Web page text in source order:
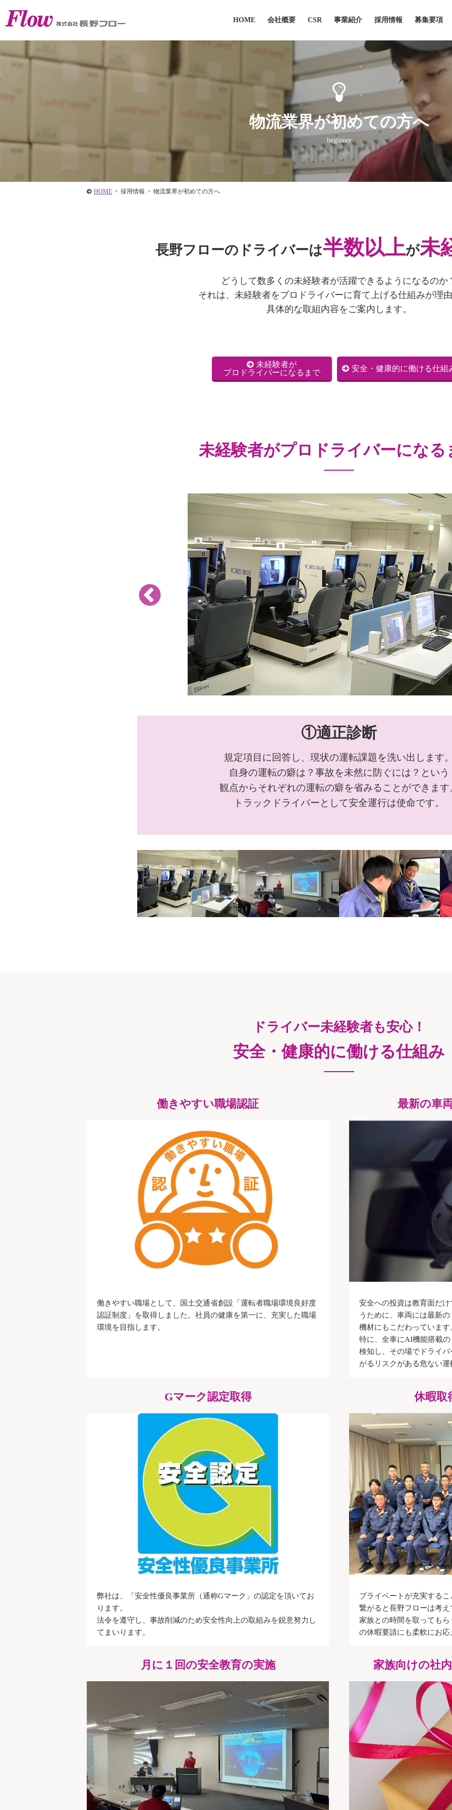
HOME 会社概要 CSR 事業紹介 採用情報 募集要項
物流業界が初めての方へ
beginner
HOME > 採用情報 > 物流業界が初めての方へ
長野フローのドライバーは半数以上が未
どうして数多くの未経験者が活躍できるようになるのか
それは、未経験者をプロドライバーに育て上げる仕組みが理
具体的な取組内容をご案内します。
未経験者が
プロドライバーになるまで
安全・健康的に働ける仕組
未経験者がプロドライバーになる
①適正診断
規定項目に回答し、現状の運転課題を洗い出します
自身の運転の癖は？事故を未然に防ぐには？という
観点からそれぞれの運転の癖を省みることができます
トラックドライバーとして安全運行は使命です。
ドライバー未経験者も安心！
安全・健康的に働ける仕組み
働きやすい職場認証
働きやすい職場として、国土交通省創設「運転者職場環境良好度
認証制度」を取得しました。社員の健康を第一に、充実した職場
環境を目指します。
最新の車
安全への投資は教育面だ
うために、車両には最新
機材にもこだわっています
特に、全車にAI機能搭載
検知し、その場でドライ
がるリスクがある危ない
Gマーク認定取得
弊社は、「安全性優良事業所（通称Gマーク」の認定を頂いてお
ります。
法令を遵守し、事故削減のため安全性向上の取組みを鋭意努力し
てまいります。
休暇取
プライベートが充実する
繋がると長野フローは考
家族との時間を取っても
の休暇要請にも柔軟にお
月に１回の安全教育の実施 家族向けの社